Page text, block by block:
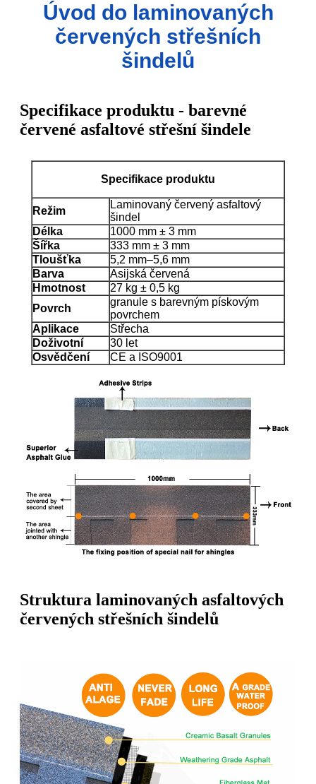
Úvod do laminovaných
červených střešních
šindelů
Specifikace produktu - barevné
červené asfaltové střešní šindele
Specifikace produktu
Režim
Laminovaný červený asfaltový
šindel
Délka
1000 mm ± 3 mm
Šířka
333 mm ± 3 mm
Tloušťka
5,2 mm–5,6 mm
Barva
Asijská červená
Hmotnost
27 kg ± 0,5 kg
Povrch
granule s barevným pískovým
povrchem
Aplikace
Střecha
Doživotní
30 let
Osvědčení
CE a ISO9001
Struktura laminovaných asfaltových
červených střešních šindelů